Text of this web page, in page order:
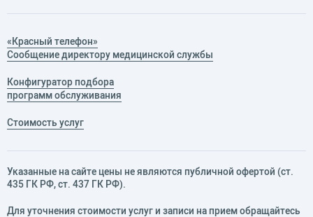
«Красный телефон»
Сообщение директору медицинской службы
Конфигуратор подбора
программ обслуживания
Стоимость услуг
Указанные на сайте цены не являются публичной офертой (ст.
435 ГК РФ, cт. 437 ГК РФ).
Для уточнения стоимости услуг и записи на прием обращайтесь